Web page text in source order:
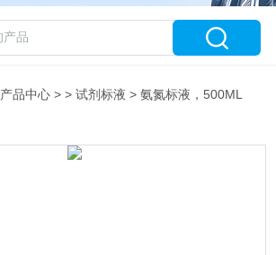
产品中心 > >试剂标液 > 氨氮标液，500ML